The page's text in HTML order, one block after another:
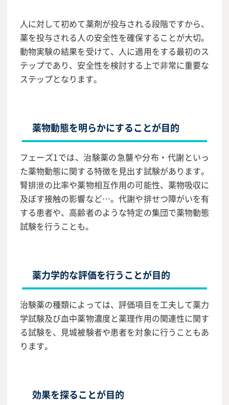
人に対して初めて薬剤が投与される段階ですから、
薬を投与される人の安全性を確保することが大切。
動物実験の結果を受けて、人に適用をする最初のス
テップであり、安全性を検討する上で非常に重要な
ステップとなります。
薬物動態を明らかにすることが目的
フェーズ1では、治験薬の急襲や分布・代謝といっ
た薬物動態に関する特徴を見出す試験があります。
腎排泄の比率や薬物相互作用の可能性、薬物吸収に
及ぼす接触の影響など…。代謝や排せつ障がいを有
する患者や、高齢者のような特定の集団で薬物動態
試験を行うことも。
薬力学的な評価を行うことが目的
治験薬の種類によっては、評価項目を工夫して薬力
学試験及び血中薬物濃度と薬理作用の関連性に関す
る試験を、見城被験者や患者を対象に行うこともあ
ります。
効果を探ることが目的